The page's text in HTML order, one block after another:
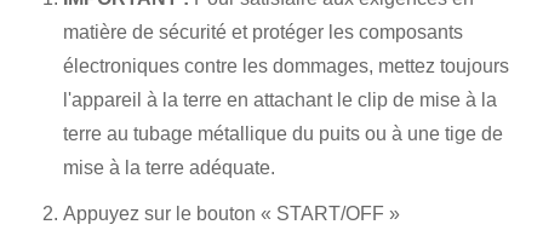
matière de sécurité et protéger les composants
électroniques contre les dommages, mettez toujours
l'appareil à la terre en attachant le clip de mise à la
terre au tubage métallique du puits ou à une tige de
mise à la terre adéquate.
Appuyez sur le bouton « START/OFF »